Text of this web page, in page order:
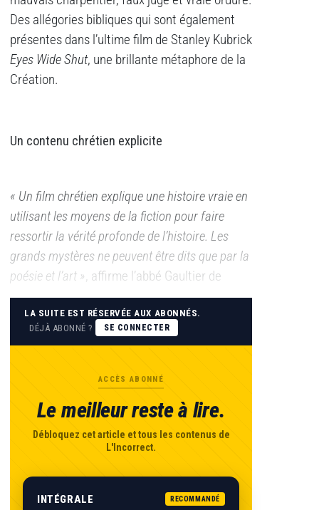
Des allégories bibliques qui sont également
présentes dans l’ultime film de Stanley Kubrick
Eyes Wide Shut, une brillante métaphore de la
Création.
Un contenu chrétien explicite
« Un film chrétien explique une histoire vraie en
utilisant les moyens de la fiction pour faire
ressortir la vérité profonde de l’histoire. Les
grands mystères ne peuvent être dits que par la
poésie et l’art » , affirme l’abbé Gaultier de
LA SUITE EST RÉSERVÉE AUX ABONNÉS.
DÉJÀ ABONNÉ ?
SE CONNECTER
ACCÈS ABONNÉ
Le meilleur reste à lire.
Débloquez cet article et tous les contenus de
L'Incorrect.
INTÉGRALE RECOMMANDÉ